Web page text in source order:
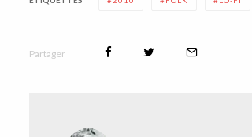
Partager